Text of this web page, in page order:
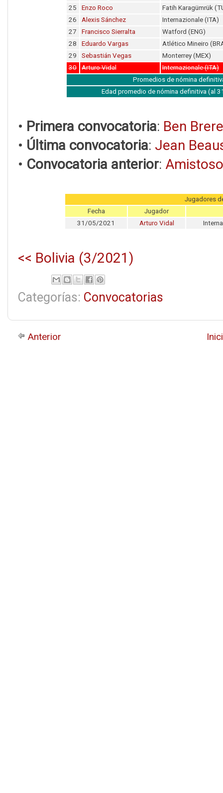
25
Enzo Roco
Fatih Karagümrük
26
Alexis Sánchez
Internazionale (ITA)
27
Francisco Sierralta
Watford (ENG)
28
Eduardo Vargas
Atlético Mineiro
29
Sebastián Vegas
Monterrey (MEX)
30
Arturo Vidal
Internazionale (ITA)
Promedios de nómina
Edad promedio de nómina definitiva (al
• Primera convocatoria: Ben
• Última convocatoria: Jean
• Convocatoria anterior:
Jugadores
Fecha
Jugador
31/05/2021
Arturo Vidal
<< Bolivia (3/2021)
Categorías: Convocatorias
Anterior